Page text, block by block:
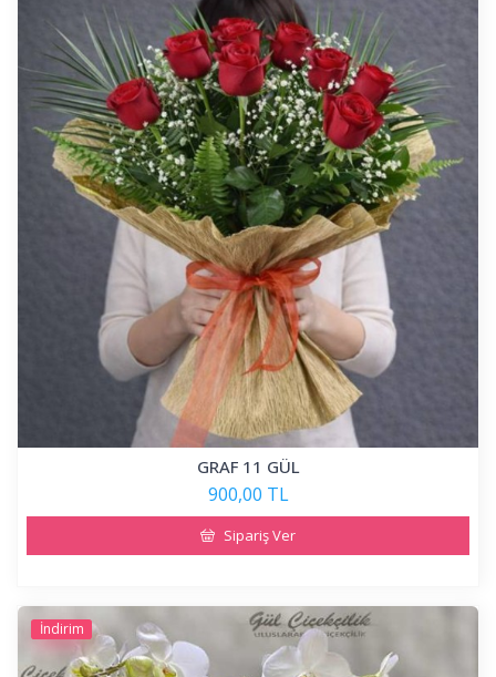
GRAF 11 GÜL
900,00 TL
Sipariş Ver
İndirim